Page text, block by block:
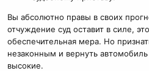
Вы абсолютно правы в своих
отчуждение суд оставит в силе,
обеспечительная мера. Но
незаконным и вернуть
высокие.